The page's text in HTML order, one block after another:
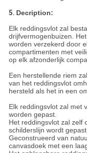
5. Decription:
Elk reddingsvlot zal
drijfvermogenbuizen.
worden verzekerd door
compartimenten met
op elk afzonderlijk
Een herstellende riem
van het reddingsvlot
hersteld als het in een
Elk reddingsvlot zal met
worden gepast.
Het reddingsvlot zal zelf
schilderslijn wordt
Geconstrueerd van
canvasdoek met een